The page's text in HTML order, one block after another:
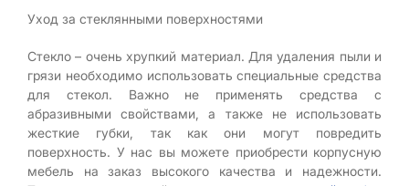
Уход за стеклянными поверхностями
Стекло – очень хрупкий материал. Для удаления пыли и
грязи необходимо использовать специальные средства
для стекол. Важно не применять средства с
абразивными свойствами, а также не использовать
жесткие губки, так как они могут повредить
поверхность. У нас вы можете приобрести корпусную
мебель на заказ высокого качества и надежности.